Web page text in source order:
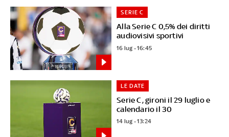
Alla Serie C 0,5% dei diritti
audiovisivi sportivi
SERIE C
16 lug - 16:45
Serie C, gironi il 29 luglio e
calendario il 30
LE DATE
14 lug - 13:24